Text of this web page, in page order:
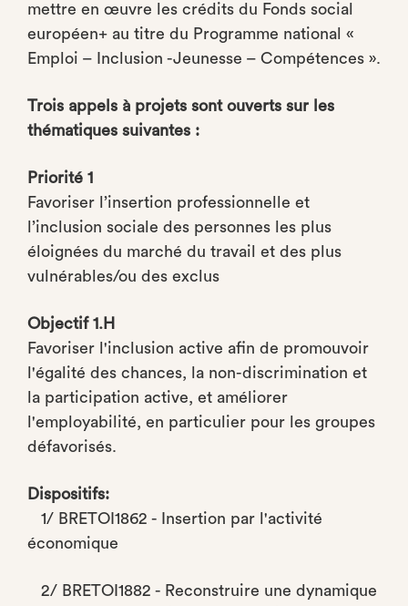
mettre en œuvre les crédits du Fonds social
européen+ au titre du Programme national «
Emploi – Inclusion -Jeunesse – Compétences ».
Trois appels à projets sont ouverts sur les
thématiques suivantes :
Priorité 1
Favoriser l’insertion professionnelle et
l’inclusion sociale des personnes les plus
éloignées du marché du travail et des plus
vulnérables/ou des exclus
Objectif 1.H
Favoriser l'inclusion active afin de promouvoir
l'égalité des chances, la non-discrimination et
la participation active, et améliorer
l'employabilité, en particulier pour les groupes
défavorisés.
Dispositifs:
1/ BRETOI1862 - Insertion par l'activité
économique
2/ BRETOI1882 - Reconstruire une dynamique